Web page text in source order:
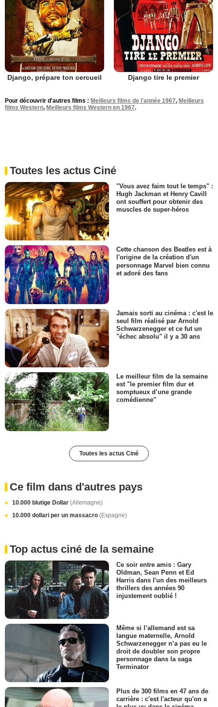
Django, prépare ton cercueil Django tire le premier
Pour découvrir d'autres films : Meilleurs films de l'année 1967, Meilleurs
films Western, Meilleurs films Western en 1967.
Toutes les actus Ciné
"Vous avez faim tout le temps" :
Hugh Jackman et Henry Cavill
ont souffert pour obtenir des
muscles de super-héros
Cette chanson des Beatles est à
l'origine de la création d'un
personnage Marvel bien connu
et adoré des fans
Jamais sorti au cinéma : c'est le
seul film réalisé par Arnold
Schwarzenegger et ce fut un
"échec absolu" il y a 30 ans
Le meilleur film de la semaine
est "le premier film dur et
somptueux d’une grande
comédienne"
Toutes les actus Ciné
Ce film dans d'autres pays
10.000 blutige Dollar (Allemagne)
10.000 dollari per un massacro (Espagne)
Top actus ciné de la semaine
Ce soir entre amis : Gary
Oldman, Sean Penn et Ed
Harris dans l'un des meilleurs
thrillers des années 90
injustement oublié !
Même si l’allemand est sa
langue maternelle, Arnold
Schwarzenegger n’a pas eu le
droit de doubler son propre
personnage dans la saga
Terminator
Plus de 300 films en 47 ans de
carrière : c'est l'acteur qu'on a